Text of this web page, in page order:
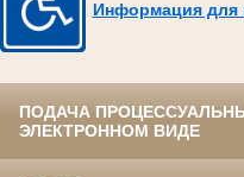
Информация для
ПОДАЧА
ЭЛЕКТРОННОМ ВИДЕ